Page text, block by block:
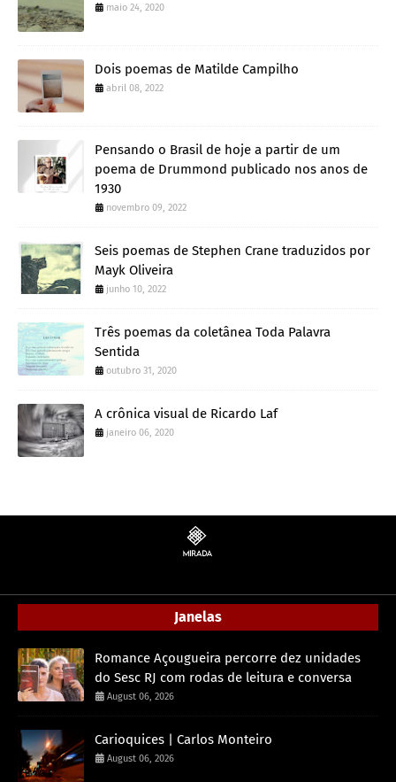
maio 24, 2020
Dois poemas de Matilde Campilho
abril 08, 2022
Pensando o Brasil de hoje a partir de um
poema de Drummond publicado nos anos de
1930
novembro 09, 2022
Seis poemas de Stephen Crane traduzidos por
Mayk Oliveira
junho 10, 2022
Três poemas da coletânea Toda Palavra
Sentida
outubro 31, 2020
A crônica visual de Ricardo Laf
janeiro 06, 2020
Janelas
Romance Açougueira percorre dez unidades
do Sesc RJ com rodas de leitura e conversa
August 06, 2026
Carioquices | Carlos Monteiro
August 06, 2026